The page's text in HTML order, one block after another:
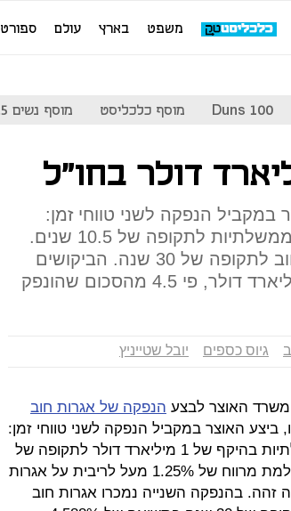
משפט בארץ עולם ספורט
Duns 100 מוסף כלכליסט מוסף נשים 2025
במקביל הנפקה לשני טווחי זמן:
בהנפקה הראשונה נמכרו אג"ח ממשלתיות לתקופה של 10.5 שנים.
בהנפקה השנייה נמכרו אגרות חוב לתקופה של 30 שנה. הביקושים
גיוס כספים יובל שטייניץ
האוצר לבצע הנפקה של אגרות חוב
ביצע האוצר במקביל הנפקה לשני טווחי זמן:
בהנפקה הראשונה נמכרו אג"ח ממשלתיות בהיקף של 1 מיליארד דולר לתקופה של
10.5 שנים בתשואה של 3.213%, המגלמת מרווח של 1.25% מעל לריבית על אגרות
בהנפקה השנייה נמכרו אגרות חוב